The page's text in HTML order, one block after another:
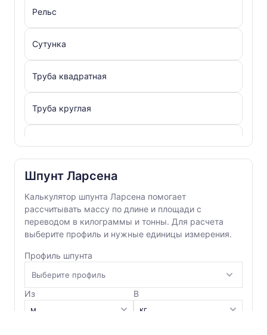
Рельс
Сутунка
Труба квадратная
Труба круглая
Труба плоскоовальная
Труба прямоугольная
Уголок
Шестигранник
Шпунт Ларсена
Калькулятор шпунта Ларсена помогает
рассчитывать массу по длине и площади с
переводом в килограммы и тонны. Для расчета
выберите профиль и нужные единицы измерения.
Профиль шпунта
Из В